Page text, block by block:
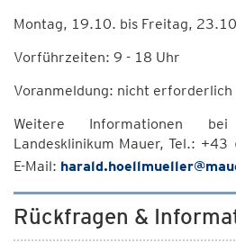
Montag, 19.10. bis Freitag,
Vorführzeiten: 9 - 18 Uhr
Voranmeldung: nicht erforderlich
Weitere Informationen
Landesklinikum Mauer, Tel.:
E-Mail:
Rückfragen &